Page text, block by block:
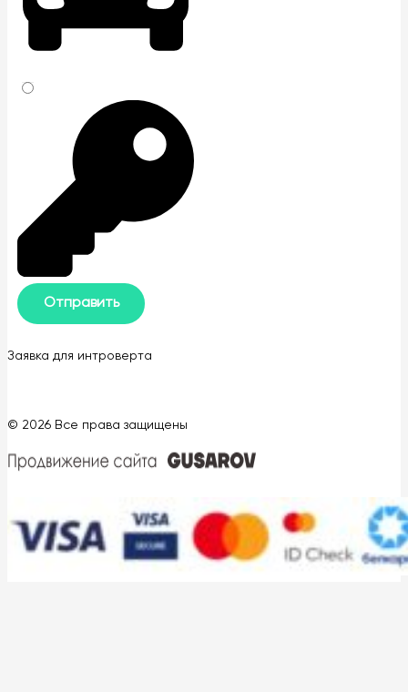
Заявка для интроверта
© 2026 Все права защищены